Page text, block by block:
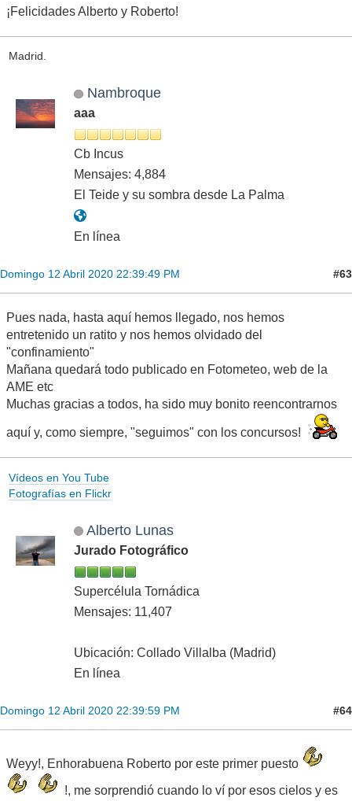
¡Felicidades Alberto y Roberto!
Madrid.
Nambroque
aaa
Cb Incus
Mensajes: 4,884
El Teide y su sombra desde La Palma
En línea
Domingo 12 Abril 2020 22:39:49 PM #63
Pues nada, hasta aquí hemos llegado, nos hemos
entretenido un ratito y nos hemos olvidado del
"confinamiento"
Mañana quedará todo publicado en Fotometeo, web de la
AME etc
Muchas gracias a todos, ha sido muy bonito reencontrarnos
aquí y, como siempre, "seguimos" con los concursos!
Vídeos en You Tube
Fotografías en Flickr
Alberto Lunas
Jurado Fotográfico
Supercélula Tornádica
Mensajes: 11,407
Ubicación: Collado Villalba (Madrid)
En línea
Domingo 12 Abril 2020 22:39:59 PM #64
Weyy!, Enhorabuena Roberto por este primer puesto
!, me sorprendió cuando lo ví por esos cielos y es